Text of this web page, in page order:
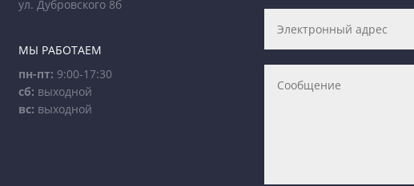
ул. Дубровского 8б
МЫ РАБОТАЕМ
пн-пт: 9:00-17:30
сб: выходной
вс: выходной